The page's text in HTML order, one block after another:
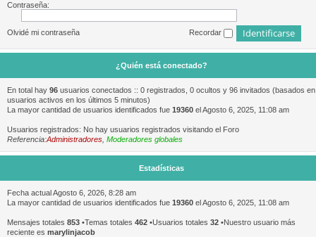
Contraseña:
Olvidé mi contraseña Recordar
¿Quién está conectado?
En total hay 96 usuarios conectados :: 0 registrados, 0 ocultos y 96 invitados (basados en
usuarios activos en los últimos 5 minutos)
La mayor cantidad de usuarios identificados fue 19360 el Agosto 6, 2025, 11:08 am
Usuarios registrados: No hay usuarios registrados visitando el Foro
Referencia:Administradores Moderadores globales
Estadísticas
Fecha actual Agosto 6, 2026, 8:28 am
La mayor cantidad de usuarios identificados fue 19360 el Agosto 6, 2025, 11:08 am
Mensajes totales 853 •Temas totales 462 •Usuarios totales 32 •Nuestro usuario más
reciente es marylinjacob